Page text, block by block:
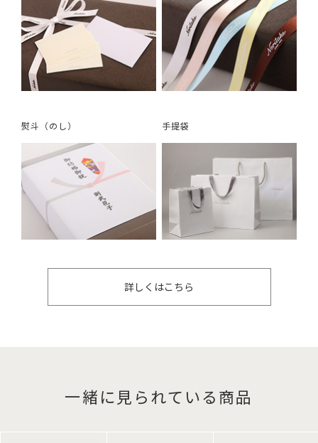
熨斗（のし） 手提袋
詳しくはこちら
一緒に見られている商品